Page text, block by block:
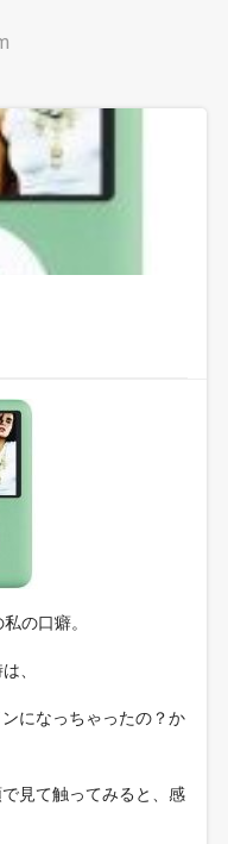
の口癖。
、
になっちゃったの？か
見て触ってみると、感